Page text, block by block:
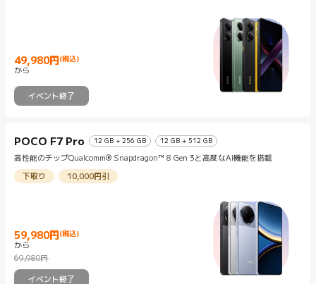
49,980円 (税込)
Current Price 円49980
から
イベント終了
POCO F7 Pro 12 GB + 256 GB 12 GB + 512 GB
高性能のチップQualcomm® Snapdragon™ 8 Gen 3と高度なAI機能を搭載
下取り 10,000円引
59,980円 (税込)
Current Price 円59980
から
69,980円
マーケティング価格 69,980円
イベント終了